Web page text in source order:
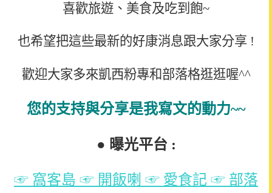
喜歡旅遊、美食及吃到飽~
也希望把這些最新的好康消息跟大家分享 !
歡迎大家多來凱西粉專和部落格逛逛喔^^
您的支持與分享是我寫文的動力~~
● 曝光平台 :
☞ 窩客島 ☞ 開飯喇 ☞ 愛食記 ☞ 部落